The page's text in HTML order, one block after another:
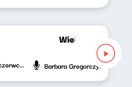
Wielki świat
3 czerwca 2023 Barbara Gregorczyk